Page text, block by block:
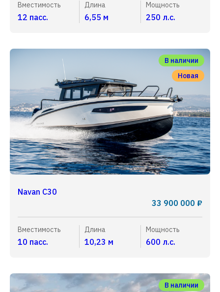
Вместимость
12 пасс.
Длина
6,55 м
Мощность
250 л.с.
В наличии
Новая
Navan C30
33 900 000 ₽
Вместимость
10 пасс.
Длина
10,23 м
Мощность
600 л.с.
В наличии